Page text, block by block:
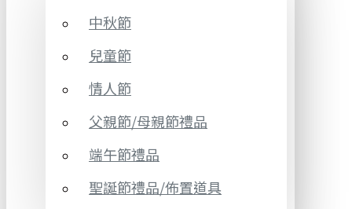
中秋節
兒童節
情人節
父親節/母親節禮品
端午節禮品
聖誕節禮品/佈置道具